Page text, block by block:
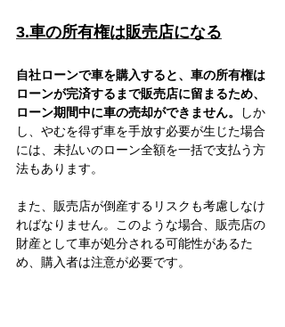
3.車の所有権は販売店になる
自社ローンで車を購入すると、車の所有権は
ローンが完済するまで販売店に留まるため、
ローン期間中に車の売却ができません。
しか
し、やむを得ず車を手放す必要が生じた場合
には、未払いのローン全額を一括で支払う方
法もあります。
また、販売店が倒産するリスクも考慮しなけ
ればなりません。このような場合、販売店の
財産として車が処分される可能性があるた
め、購入者は注意が必要です。